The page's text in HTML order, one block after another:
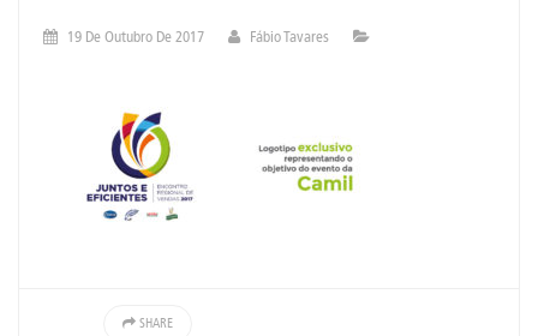
19 De Outubro De 2017 Fábio Tavares
SHARE